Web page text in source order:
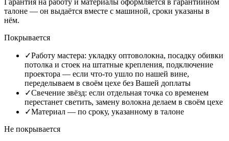
талоне — он выдаётся вместе с машиной, сроки указаны в
нём.
Покрывается
✓Работу мастера: укладку оптоволокна, посадку обивки
потолка и стоек на штатные крепления, подключение
проектора — если что-то ушло по нашей вине,
переделываем в своём цехе без Вашей доплаты
✓Свечение звёзд: если отдельная точка со временем
перестанет светить, замену волокна делаем в своём цехе
✓Материал — по сроку, указанному в талоне
Не покрывается